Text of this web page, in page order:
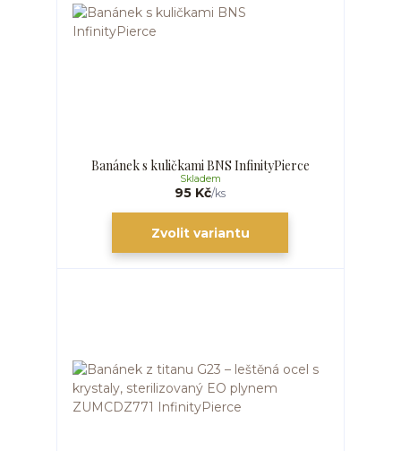
Banánek s kuličkami BNS InfinityPierce
95 Kč/ks
Skladem
Zvolit variantu